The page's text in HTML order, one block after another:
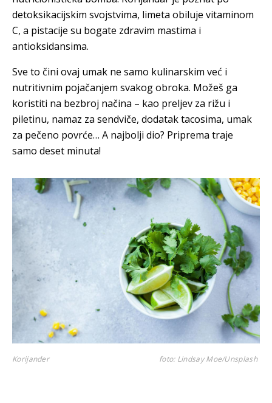
detoksikacijskim svojstvima, limeta obiluje vitaminom
C, a pistacije su bogate zdravim mastima i
antioksidansima.
Sve to čini ovaj umak ne samo kulinarskim već i
nutritivnim pojačanjem svakog obroka. Možeš ga
koristiti na bezbroj načina – kao preljev za rižu i
piletinu, namaz za sendviče, dodatak tacosima, umak
za pečeno povrće… A najbolji dio? Priprema traje
samo deset minuta!
Korijander foto: Lindsay Moe/Unsplash